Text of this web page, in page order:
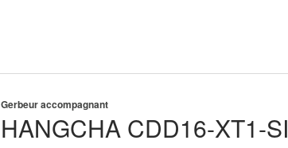
HANGCHA CDD16-XT1-SI
Gerbeur accompagnant